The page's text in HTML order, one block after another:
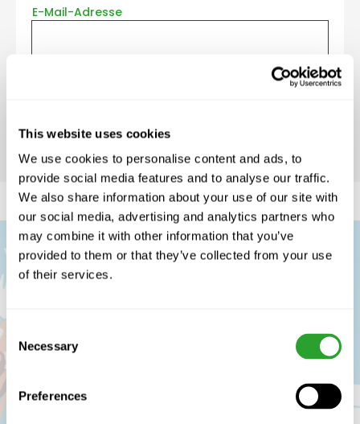
This website uses cookies
We use cookies to personalise content and ads, to
provide social media features and to analyse our traffic.
We also share information about your use of our site with
our social media, advertising and analytics partners who
may combine it with other information that you’ve
provided to them or that they’ve collected from your use
of their services.
Selection
Necessary
Preferences
E-Mail-Adresse
EM Fachgeschäft
Niederhäuser AG